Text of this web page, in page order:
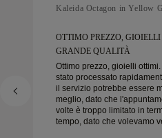
Kaleida Octagon in Yellow
OTTIMO PREZZO,
GRANDE QUALITÀ
Ottimo prezzo, gioielli
stato processato
il servizio potrebbe essere
meglio, dato che
volte è troppo limitato in
tempo, dato che volevamo